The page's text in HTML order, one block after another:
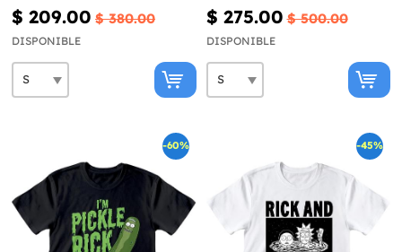
$ 209.00 $ 380.00
DISPONIBLE
$ 275.00 $ 500.00
DISPONIBLE
-60% -45%